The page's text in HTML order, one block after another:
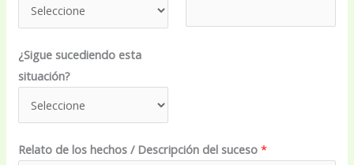
n
e
s
d
d
¿Sigue sucediendo esta
situación?
Relato de los hechos / Descripción del suceso*